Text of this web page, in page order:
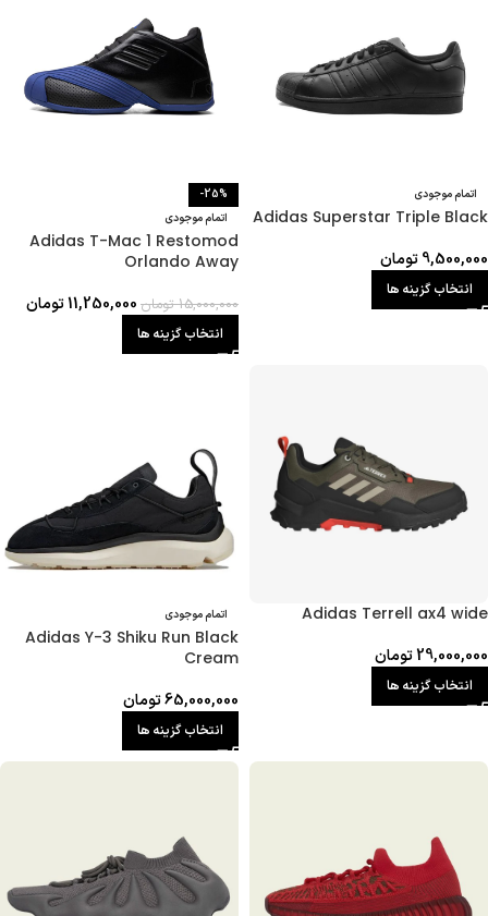
اتمام موجودی
Adidas Superstar Triple Black
9,500,000تومان
انتخاب گزینه ها
-25%
اتمام موجودی
Adidas T-Mac 1 Restomod
Orlando Away
15,000,000 تومان 11,250,000تومان
انتخاب گزینه ها
Adidas Terrell ax4 wide
29,000,000تومان
انتخاب گزینه ها
اتمام موجودی
Adidas Y-3 Shiku Run Black
Cream
65,000,000تومان
انتخاب گزینه ها